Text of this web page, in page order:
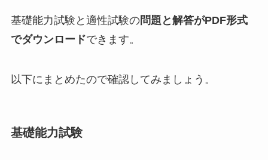
基礎能力試験と適性試験の問題と解答がPDF形式
でダウンロードできます。
以下にまとめたので確認してみましょう。
基礎能力試験